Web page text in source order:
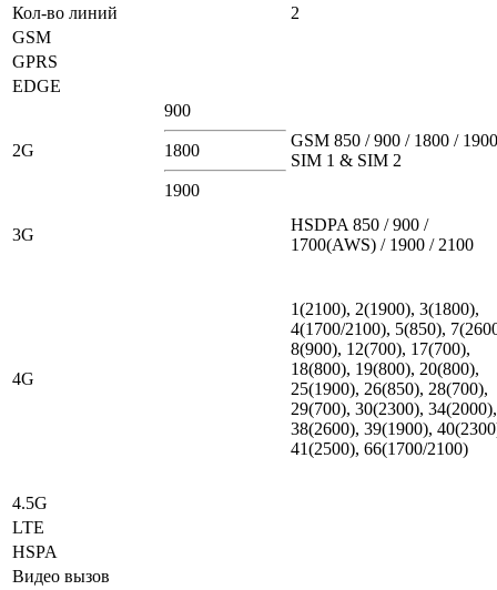
Кол-во линий
2
GSM
GPRS
EDGE
2G
900
1800
1900
GSM 850 / 900 / 1800 /
SIM 1 & SIM 2
3G
HSDPA 850 / 900 /
1700(AWS) / 1900 / 2100
4G
1(2100), 2(1900), 3(1800),
4(1700/2100), 5(850),
8(900), 12(700), 17(700),
18(800), 19(800), 20(800),
25(1900), 26(850), 28(700),
29(700), 30(2300), 34(2000),
38(2600), 39(1900),
41(2500), 66(1700/2100)
4.5G
LTE
HSPA
Видео вызов